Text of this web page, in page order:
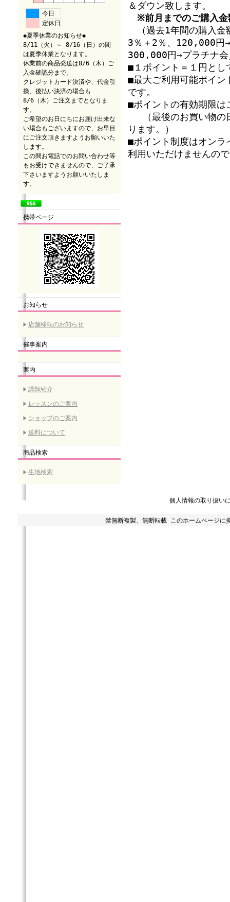
今日
定休日
◆夏季休業のお知らせ◆
8/11（火）～ 8/16（日）の間
は夏季休業となります。
休業前の商品発送は8/6（木）ご
入金確認分まで。
クレジットカード決済や、代金引
換、後払い決済の場合も
8/6（木）ご注文までとなりま
す。
ご希望のお日にちにお届け出来な
い場合もございますので、お早目
にご注文頂きますようお願いいた
します。
この間お電話でのお問い合わせ等
もお受けできませんので、ご了承
下さいますようお願いいたしま
す。
携帯ページ
お知らせ
店舗移転のお知らせ
催事案内
案内
講師紹介
レッスンのご案内
ショップのご案内
送料について
商品検索
生地検索
＆ダウン致します。
※前月までのご購入
（過去1年間の購入
3％＋2％、120,000円
300,000円→プラチナ会
■１ポイント＝１円とし
■最大ご利用可能ポイン
です。
■ポイントの有効期限は
（最後のお買い物の
ります。）
■ポイント制度はオン
利用いただけませんの
個人情報の取り扱い
禁無断複製、無断転載 このホームページに